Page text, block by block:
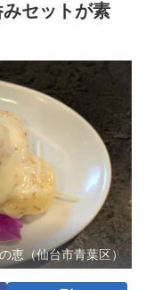
セットが素
恵（仙台市青葉区）